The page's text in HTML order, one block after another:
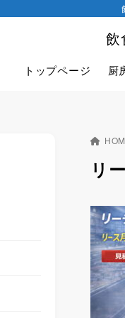
飲
トップページ 厨
リ